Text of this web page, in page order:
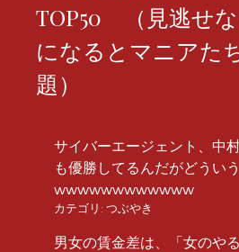
TOP50 （見逃せ
になるとマニアた
題）
サイバーエージェント、中
も優勝してるんだがどうい
wwwwwwwwwwww
カテゴリ: つぶやき
男女の賃金差は、「女のや